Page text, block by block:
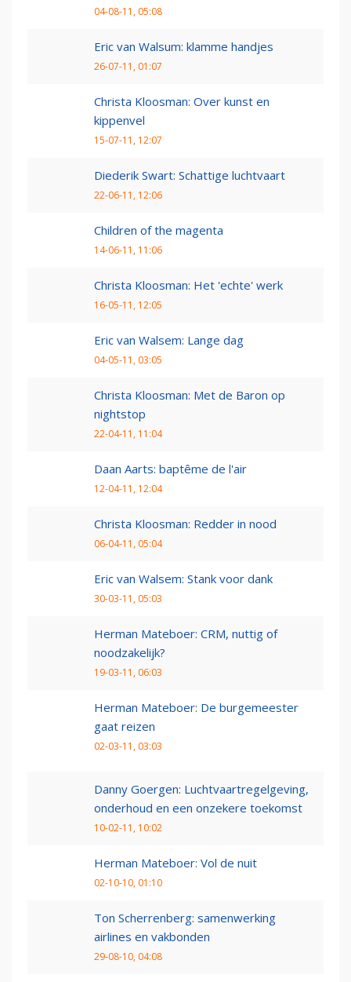
04-08-11, 05:08
Eric van Walsum: klamme handjes
26-07-11, 01:07
Christa Kloosman: Over kunst en
kippenvel
15-07-11, 12:07
Diederik Swart: Schattige luchtvaart
22-06-11, 12:06
Children of the magenta
14-06-11, 11:06
Christa Kloosman: Het 'echte' werk
16-05-11, 12:05
Eric van Walsem: Lange dag
04-05-11, 03:05
Christa Kloosman: Met de Baron op
nightstop
22-04-11, 11:04
Daan Aarts: baptême de l'air
12-04-11, 12:04
Christa Kloosman: Redder in nood
06-04-11, 05:04
Eric van Walsem: Stank voor dank
30-03-11, 05:03
Herman Mateboer: CRM, nuttig of
noodzakelijk?
19-03-11, 06:03
Herman Mateboer: De burgemeester
gaat reizen
02-03-11, 03:03
Danny Goergen: Luchtvaartregelgeving,
onderhoud en een onzekere toekomst
10-02-11, 10:02
Herman Mateboer: Vol de nuit
02-10-10, 01:10
Ton Scherrenberg: samenwerking
airlines en vakbonden
29-08-10, 04:08